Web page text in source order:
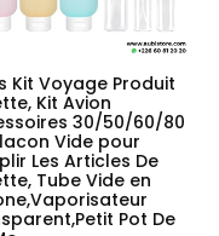
Kit Voyage Produit
Kit Avion
30/50/60/80
Vide pour
Les Articles De
Tube Vide en
Pot De